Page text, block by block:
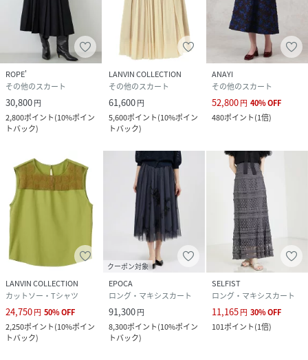
ROPE'
その他のスカート
30,800円
2,800ポイント(10%ポイン
トバック)
LANVIN COLLECTION
その他のスカート
61,600円
5,600ポイント(10%ポイン
トバック)
ANAYI
その他のスカート
52,800円 40%OFF
480ポイント(1倍)
LANVIN COLLECTION
カットソー・Tシャツ
24,750円 50%OFF
2,250ポイント(10%ポイン
トバック)
クーポン対象
EPOCA
ロング・マキシスカート
91,300円
8,300ポイント(10%ポイン
トバック)
SELFIST
ロング・マキシスカート
11,165円 30%OFF
101ポイント(1倍)